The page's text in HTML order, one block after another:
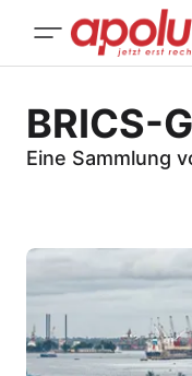
BRICS-
Eine Sammlung